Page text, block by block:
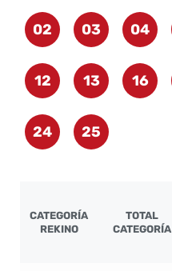
02 03 04
12 13 16
24 25
CATEGORÍA
REKINO
TOTAL
CATEGORÍA